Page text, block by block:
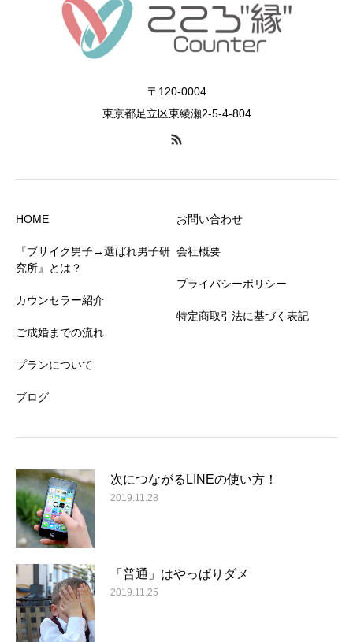
〒120-0004
東京都足立区東綾瀬2-5-4-804
HOME
『ブサイク男子→選ばれ男子研
究所』とは？
カウンセラー紹介
ご成婚までの流れ
プランについて
ブログ
お問い合わせ
会社概要
プライバシーポリシー
特定商取引法に基づく表記
次につながるLINEの使い方！
2019.11.28
「普通」はやっぱりダメ
2019.11.25